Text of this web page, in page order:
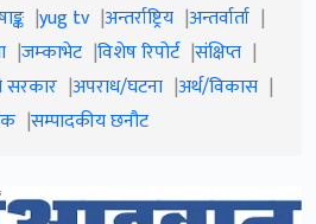
yug tv अन्तर्राष्ट्रिय अन्तर्वार्ता
जम्काभेट विशेष रिपोर्ट संक्षिप्त
सरकार अपराध/घटना अर्थ/विकास
सम्पादकीय छनौट